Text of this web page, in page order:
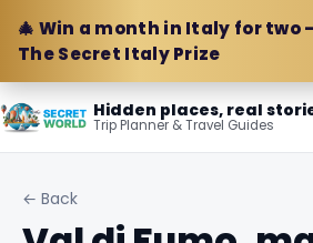
🎄 Win a month in Italy for two
The Secret Italy Prize
Hidden places, real
Trip Planner & Travel Guides
← Back